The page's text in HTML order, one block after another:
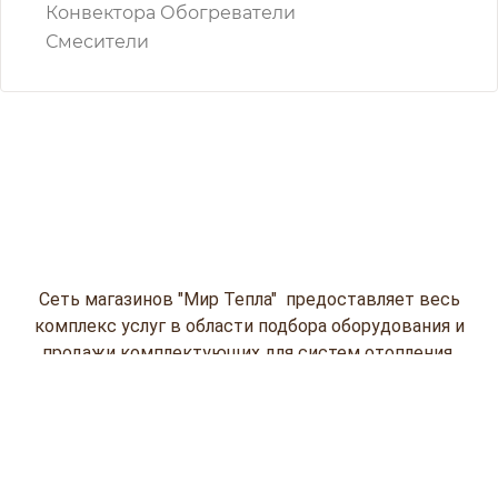
Конвектора Обогреватели
Смесители
Сеть магазинов "Мир Тепла" предоставляет весь
комплекс услуг в области подбора оборудования и
продажи комплектующих для систем отопления,